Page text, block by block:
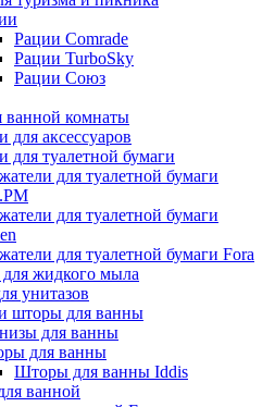
Рации Comrade
Рации TurboSky
Рации Союз
ванной комнаты
для аксессуаров
для туалетной бумаги
для туалетной бумаги
для туалетной бумаги
для туалетной бумаги Fora
жидкого мыла
унитазов
шторы для ванны
для ванны
для ванны
Шторы для ванны Iddis
ванной